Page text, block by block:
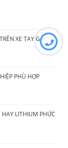
XE TAY GA
PHÙ HỢP
LITHIUM PHỨC